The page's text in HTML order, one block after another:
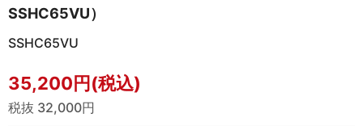
SSHC65VU）
SSHC65VU
35,200円(税込)
税抜 32,000円